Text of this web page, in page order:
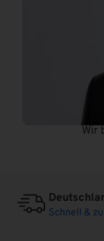
Wir
Schnell &